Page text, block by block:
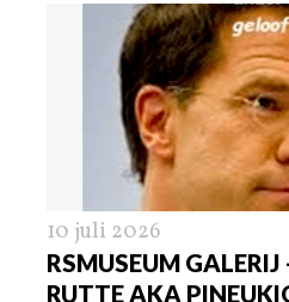
10 juli 2026
RSMUSEUM
RUTTE AKA